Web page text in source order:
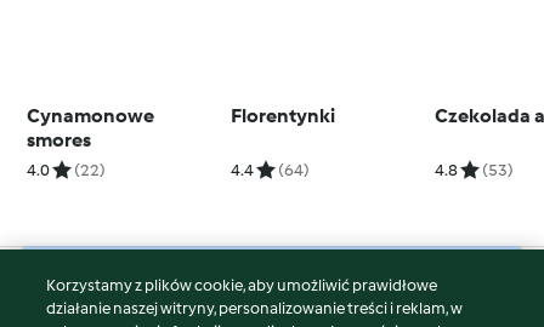
Cynamonowe
smores
4.0 (22)
Florentynki
4.4 (64)
Czekolada
4.8 (53)
© Copyright 2026
Korzystamy z plików cookie, aby umożliwić prawidłowe
działanie naszej witryny, personalizowanie treści i reklam, w